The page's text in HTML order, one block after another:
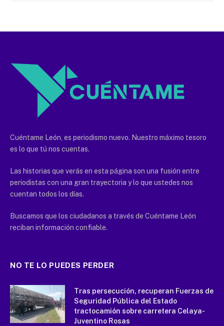
Cuéntame León, es periodismo nuevo. Nuestro máximo tesoro
es lo que tú nos cuentas.
Las historias que verás en esta página son una fusión entre
periodistas con una gran trayectoria y lo que ustedes nos
cuentan todos los días.
Buscamos que los ciudadanos a través de Cuéntame León
reciban información confiable.
NO TE LO PUEDES PERDER
Tras persecución, recuperan Fuerzas de
Seguridad Pública del Estado
tractocamión sobre carretera Celaya-
Juventino Rosas